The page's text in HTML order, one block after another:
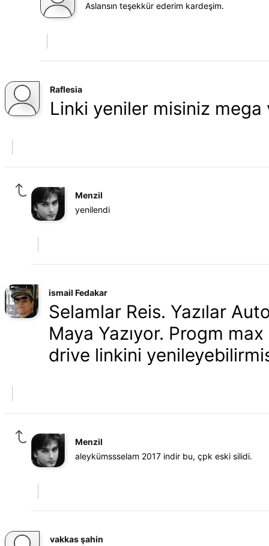
Aslansın teşekkür ederim kardeşim.
Raflesia
Linki yeniler misiniz
Menzil
yenilendi
ismail Fedakar
Selamlar Reis. Yazılar
Maya Yazıyor. Progm
drive linkini
Menzil
aleykümssselam 2017 indir bu, çpk eski silidi.
vakkas şahin